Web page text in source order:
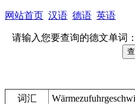
网站首页 汉语 德语 英语
请输入您要查询的德文单词：
词汇